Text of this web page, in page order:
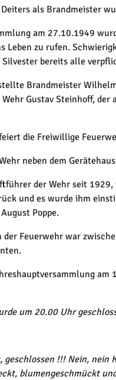
als Brandmeister
am 27.10.1949
Leben zu rufen.
Silvester bereits alle
Brandmeister
Gustav Steinhoff, der
die Freiwillige
neben dem
der Wehr seit
und es wurde ihm
Poppe.
Feuerwehr war
um 20.00 Uhr
geschlossen !!! Nein,
blumengeschmückt